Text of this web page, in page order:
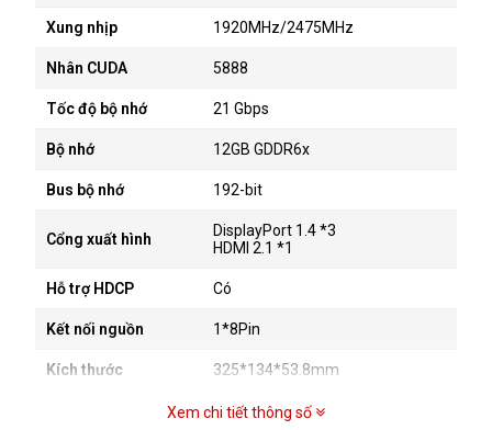
Xung nhịp 1920MHz/2475MHz
Nhân CUDA 5888
Tốc độ bộ nhớ 21 Gbps
Bộ nhớ 12GB GDDR6x
Bus bộ nhớ 192-bit
Cổng xuất hình
DisplayPort 1.4 *3
HDMI 2.1 *1
Hỗ trợ HDCP Có
Kết nối nguồn 1*8Pin
Kích thước 325*134*53.8mm
OpenGL4.6
Xem chi tiết thông số